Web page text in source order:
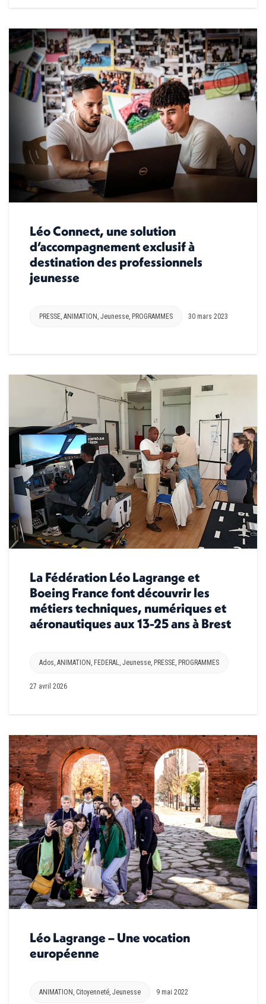
Léo Connect, une solution
d’accompagnement exclusif à
destination des professionnels
jeunesse
PRESSE, ANIMATION , Jeunesse, PROGRAMMES 30 mars 2023
La Fédération Léo Lagrange et
Boeing France font découvrir les
métiers techniques, numériques et
aéronautiques aux 13-25 ans à Brest
Ados, ANIMATION , FEDERAL, Jeunesse, PRESSE, PROGRAMMES
27 avril 2026
Léo Lagrange – Une vocation
européenne
ANIMATION, Citoyenneté, Jeunesse 9 mai 2022